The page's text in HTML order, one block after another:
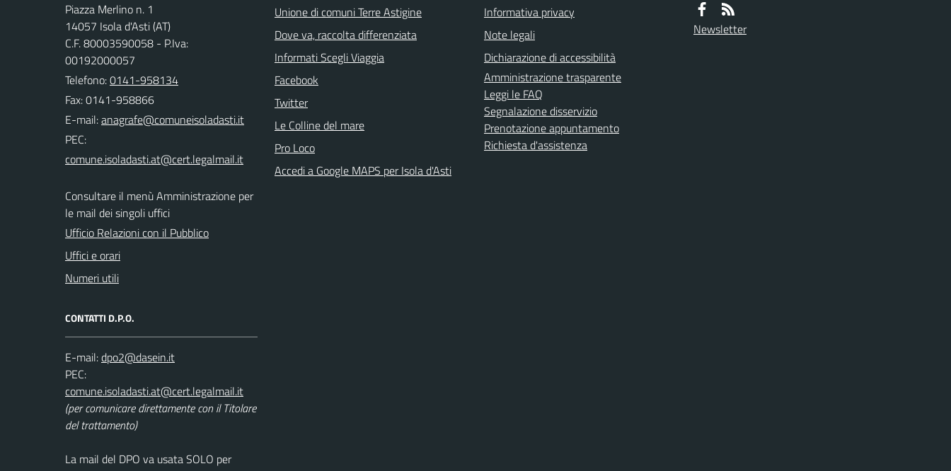
Piazza Merlino n. 1
14057 Isola d'Asti (AT)
C.F. 80003590058 - P.Iva:
00192000057
Telefono:0141-958134
Fax: 0141-958866
E-mail:
PEC:
Consultare il menù Amministrazione per
le mail dei singoli uffici
Ufficio Relazioni con il Pubblico
Uffici e orari
Numeri utili
CONTATTI D.P.O.
E-mail:
PEC:
(per comunicare direttamente con il Titolare
del trattamento)
La mail del DPO va usata SOLO per
Unione di comuni Terre Astigine
Dove va, raccolta differenziata
Informati Scegli Viaggia
Facebook
Twitter
Le Colline del mare
Pro Loco
Accedi a Google MAPS per Isola d'Asti
Informativa privacy
Note legali
Dichiarazione di accessibilità
Amministrazione trasparente
Leggi le FAQ
Segnalazione disservizio
Prenotazione appuntamento
Richiesta d'assistenza
Newsletter